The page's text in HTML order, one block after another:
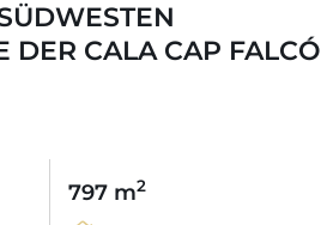
DER CALA CAP FALCÓ
797 m2